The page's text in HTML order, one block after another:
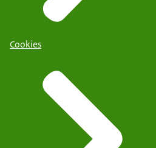
Cookies